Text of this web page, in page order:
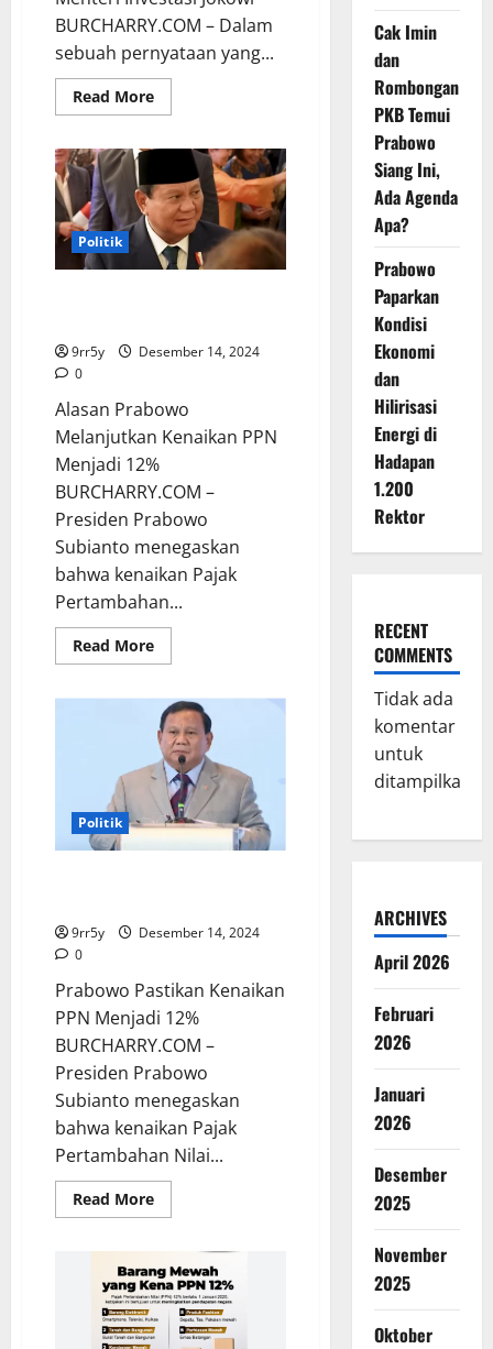
BURCHARRY.COM – Dalam
sebuah pernyataan yang...
Read MoreRead
more
Subianto
Terheran
oleh
Penunjukan
Bahlil
Lahadalia
Sebagai
Menteri
Politik
9rr5y
Desember 14, 2024
0
Alasan Prabowo
Melanjutkan Kenaikan PPN
Menjadi 12%
BURCHARRY.COM –
Presiden Prabowo
Subianto menegaskan
bahwa kenaikan Pajak
Pertambahan...
Read MoreRead
more
Prabowo
Melanjutkan
Kenaikan
PPN
Menjadi
12%
Politik
9rr5y
Desember 14, 2024
0
Prabowo Pastikan Kenaikan
PPN Menjadi 12%
BURCHARRY.COM –
Presiden Prabowo
Subianto menegaskan
bahwa kenaikan Pajak
Pertambahan Nilai...
Read MoreRead
more
Pastikan
Kenaikan
PPN
Menjadi
12%
Cak Imin
dan
Rombongan
PKB Temui
Prabowo
Siang Ini,
Ada Agenda
Apa?
Prabowo
Paparkan
Kondisi
Ekonomi
dan
Hilirisasi
Energi di
Hadapan
1.200
Rektor
RECENT
COMMENTS
Tidak ada
komentar
untuk
ditampilkan.
ARCHIVES
April 2026
Februari
2026
Januari
2026
Desember
2025
November
2025
Oktober